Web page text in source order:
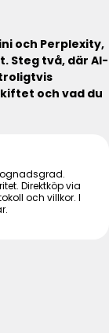
och Perplexity,
Steg två, där AI-
och vad du
Direktköp via
och villkor. I